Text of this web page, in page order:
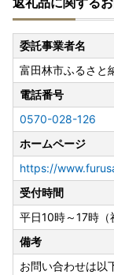
◆電子申請
【ふるさと
でできるサービス
https://
上記URLに、電
認ください。
(外部サイトへ遷
の方針に従います
◆送付先
〒134-8691
日本郵便株式会
大阪府富田林市
委託事業者名
富田林市ふるさと
電話番号
0570-028-126
ホームページ
https://
受付時間
平日10時～17時（
備考
お問い合わせは以